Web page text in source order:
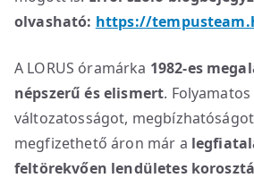
olvasható: https://
A LORUS óramárka 1982-es
népszerű és elismert.
változatosságot,
megfizethető áron már a
feltörekvően lendületes